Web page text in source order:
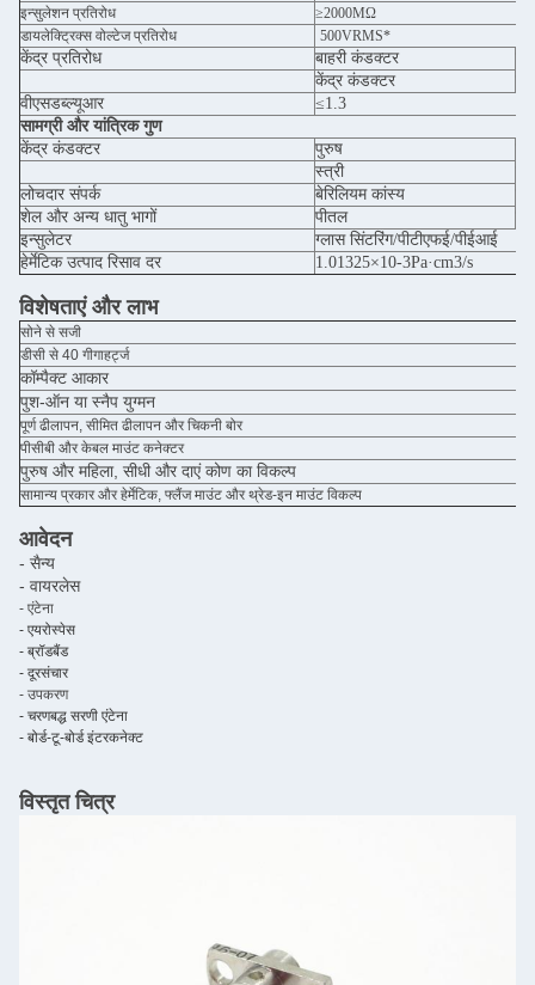
इन्सुलेशन प्रतिरोध
≥2000MΩ
डायलेक्ट्रिक्स वोल्टेज प्रतिरोध
500VRMS*
केंद्र प्रतिरोध बाहरी कंडक्टर
केंद्र कंडक्टर
वीएसडब्ल्यूआर
≤1.3
सामग्री और यांत्रिक गुण
केंद्र कंडक्टर
पुरुष
स्त्री
लोचदार संपर्क
बेरिलियम कांस्य
शेल और अन्य धातु भागों
पीतल
इन्सुलेटर
ग्लास सिंटरिंग/पीटीएफई/पीईआई
हेर्मेटिक उत्पाद रिसाव दर
1.01325×10-3Pa·cm3/s
विशेषताएं और लाभ
सोने से सजी
डीसी से 40 गीगाहर्ट्ज
कॉम्पैक्ट आकार
पुश-ऑन या स्नैप युग्मन
पूर्ण ढीलापन, सीमित ढीलापन और चिकनी बोर
पीसीबी और केबल माउंट कनेक्टर
पुरुष और महिला, सीधी और दाएं कोण का विकल्प
सामान्य प्रकार और हेर्मेटिक, फ्लैंज माउंट और थ्रेड-इन माउंट विकल्प
आवेदन
- सैन्य
- वायरलेस
- एंटेना
- एयरोस्पेस
- ब्रॉडबैंड
- दूरसंचार
- उपकरण
- चरणबद्ध सरणी एंटेना
- बोर्ड-टू-बोर्ड इंटरकनेक्ट
विस्तृत चित्र